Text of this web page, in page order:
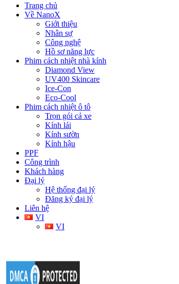
Trang chủ
Về NanoX
Giới thiệu
Nhân sự
Công nghệ
Hồ sơ năng lực
Phim cách nhiệt nhà kính
Diamond View
UV400 Skincare
Ice-Con
Eco-Cool
Phim cách nhiệt ô tô
Trọn gói cả xe
Kính lái
Kính sườn
Kính hậu
PPF
Công trình
Khách hàng
Đại lý
Hệ thống đại lý
Đăng ký đại lý
Liên hệ
VI
VI